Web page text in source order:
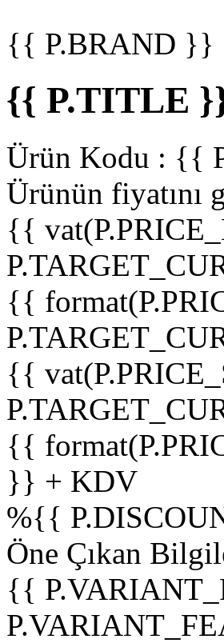
{{ P.BRAND }}
{{ P.TITLE
Ürün Kodu : {{
Ürünün fiyatını
{{
{{
{{
{{
}} + KDV
%{{
Öne Çıkan
{{